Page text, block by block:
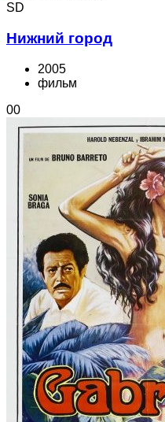
SD
Нижний город
2005
фильм
00